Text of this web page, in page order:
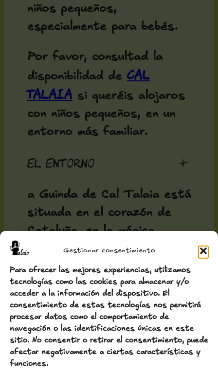
Gestionar consentimiento
Para ofrecer las mejores experiencias, utilizamos
tecnologías como las cookies para almacenar y/o
acceder a la información del dispositivo. El
consentimiento de estas tecnologías nos permitirá
procesar datos como el comportamiento de
navegación o las identificaciones únicas en este
sitio. No consentir o retirar el consentimiento, puede
afectar negativamente a ciertas características y
funciones.
niños pequeños,
especialmente para bebés.
Por favor, consultad la
disponibilidad de Cal
Talaia si queréis alojaros
con niños pequeños, en un
entorno más familiar.
El entorno +
a Guinda de Cal Talaia está
situada en el corazón de
Cataluña, en la mágica,
singular y casi desconocida
comarca de los Comalats,
donde los pueblos
sobreviven sin zonas
comerciales ni nuevas
urbanizaciones. Glorieta, el
pueblo donde se encuentra